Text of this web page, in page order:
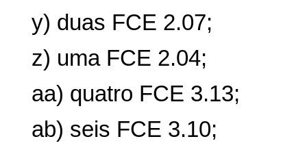
y) duas FCE 2.07;
z) uma FCE 2.04;
aa) quatro FCE 3.13;
ab) seis FCE 3.10;